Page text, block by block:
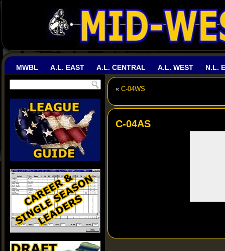
MWBL A.L. EAST A.L. CENTRAL A.L. WEST N.L.
« C-04WS
C-04AS